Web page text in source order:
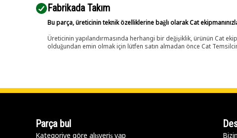
Fabrikada Takım
Bu parça, üreticinin teknik özelliklerine bağlı olarak Cat
Üreticinin yapılandırmasında herhangi bir değişiklik, ürünün Cat
olduğundan emin olmak için lütfen satın almadan önce Cat
Parça bul
Kategoriye göre alışveriş yap